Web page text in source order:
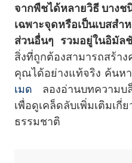
จากพืชได้หลายวิธี บาง
เฉพาะจุดหรือเป็นเบสสำ
ส่วนอื่นๆ รวมอยู่ในอิมั
สิ่งที่ถูกต้องสามารถสร้า
คุณได้อย่างแท้จริง ค้นห
เมด ลองอ่านบทความบ
เพื่อดูเคล็ดลับเพิ่มเติมเกี่
ธรรมชาติ